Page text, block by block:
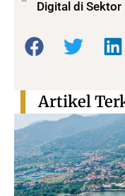
Digital di Sektor
Bagikan:
Artikel